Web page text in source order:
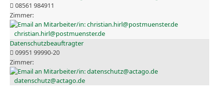
08561 984911
christian.hirl@postmuenster.de
Datenschutzbeauftragter
09951 99990-20
datenschutz@actago.de